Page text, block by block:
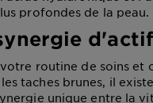
profondes de la peau.
routine de soins
taches brunes, il
unique entre la